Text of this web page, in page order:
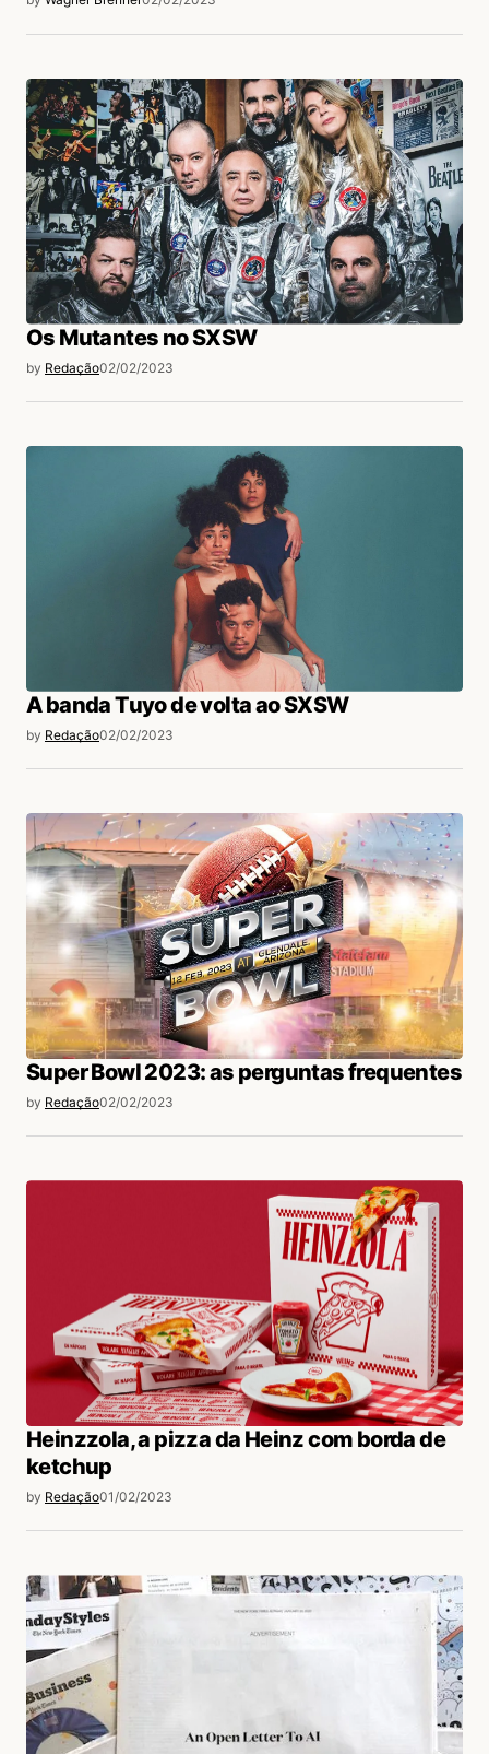
Os Mutantes no SXSW
by Redação02/02/2023
A banda Tuyo de volta ao SXSW
by Redação02/02/2023
Super Bowl 2023: as perguntas frequentes
by Redação02/02/2023
Heinzzola, a pizza da Heinz com borda de
ketchup
by Redação01/02/2023